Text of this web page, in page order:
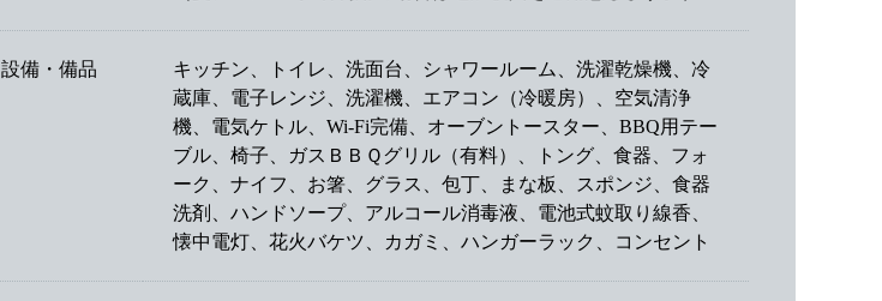
設備・備品
キッチン、トイレ、洗面台、シャワールーム、洗濯乾燥機、冷
蔵庫、電子レンジ、洗濯機、エアコン（冷暖房）、空気清浄
機、電気ケトル、Wi-Fi完備、オーブントースター、BBQ用テー
ブル、椅子、ガスＢＢＱグリル（有料）、トング、食器、フォ
ーク、ナイフ、お箸、グラス、包丁、まな板、スポンジ、食器
洗剤、ハンドソープ、アルコール消毒液、電池式蚊取り線香、
懐中電灯、花火バケツ、カガミ、ハンガーラック、コンセント